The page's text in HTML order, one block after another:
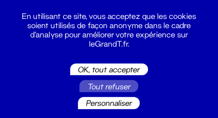
En utilisant ce site, vous acceptez que les cookies
soient utilisés de façon anonyme dans le cadre
d'analyse pour améliorer votre expérience sur
leGrandT.fr.
OK, tout accepter
Tout refuser
Personnaliser